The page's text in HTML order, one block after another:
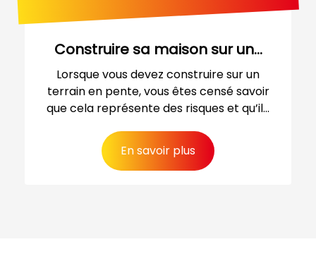
Construire sa maison sur un...
Lorsque vous devez construire sur un
terrain en pente, vous êtes censé savoir
que cela représente des risques et qu’il...
En savoir plus